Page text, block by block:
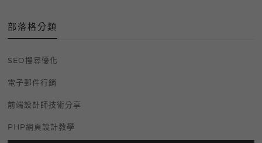
部落格
SEO搜尋優化
電子郵件行銷
前端設計師技術分享
PHP網頁設計教學